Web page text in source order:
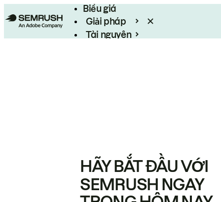
Biểu giá
Giải pháp
Tài nguyên
HÃY BẮT ĐẦU VỚI
SEMRUSH NGAY